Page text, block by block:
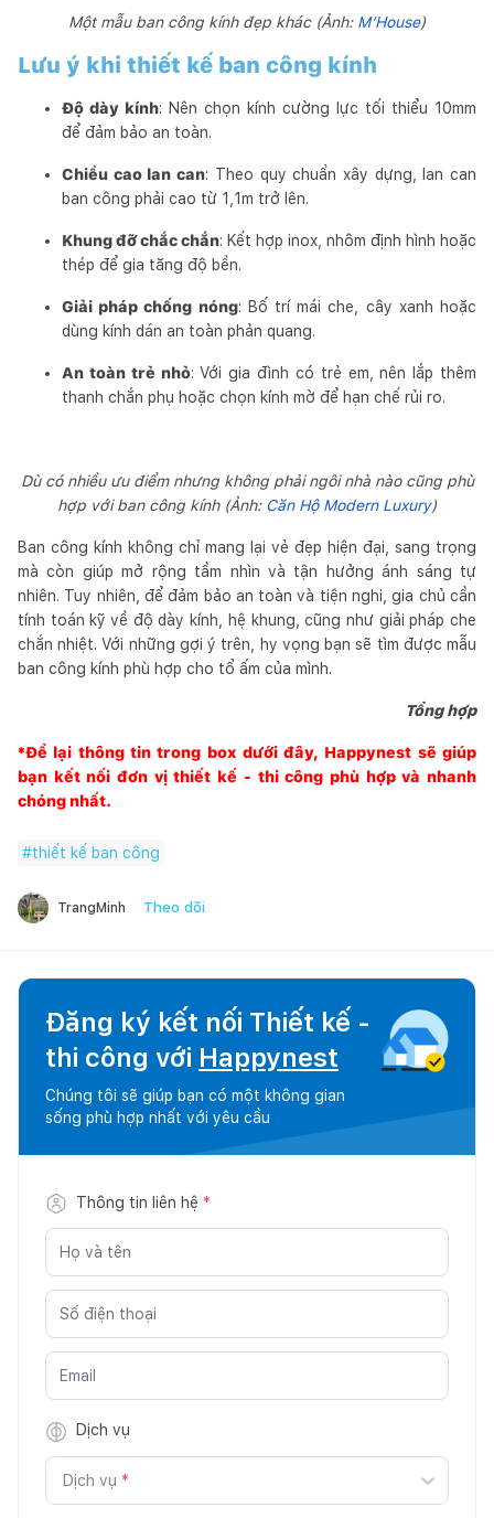
Một mẫu ban công kính đẹp khác (Ảnh: M’House)
Lưu ý khi thiết kế ban công kính
Độ dày kính: Nên chọn kính cường lực tối thiểu 10mm
để đảm bảo an toàn.
Chiều cao lan can: Theo quy chuẩn xây dựng, lan can
ban công phải cao từ 1,1m trở lên.
Khung đỡ chắc chắn: Kết hợp inox, nhôm định hình hoặc
thép để gia tăng độ bền.
Giải pháp chống nóng: Bố trí mái che, cây xanh hoặc
dùng kính dán an toàn phản quang.
An toàn trẻ nhỏ: Với gia đình có trẻ em, nên lắp thêm
thanh chắn phụ hoặc chọn kính mờ để hạn chế rủi ro.
Dù có nhiều ưu điểm nhưng không phải ngôi nhà nào cũng phù
hợp với ban công kính (Ảnh: Căn Hộ Modern Luxury)
Ban công kính không chỉ mang lại vẻ đẹp hiện đại, sang trọng
mà còn giúp mở rộng tầm nhìn và tận hưởng ánh sáng tự
nhiên. Tuy nhiên, để đảm bảo an toàn và tiện nghi, gia chủ cần
tính toán kỹ về độ dày kính, hệ khung, cũng như giải pháp che
chắn nhiệt. Với những gợi ý trên, hy vọng bạn sẽ tìm được mẫu
ban công kính phù hợp cho tổ ấm của mình.
Tổng hợp
*Để lại thông tin trong box dưới đây, Happynest sẽ giúp
bạn kết nối đơn vị thiết kế - thi công phù hợp và nhanh
chóng nhất.
#thiết kế ban công
TrangMinh Theo dõi
Đăng ký kết nối Thiết kế -
thi công với Happynest
Chúng tôi sẽ giúp bạn có một không gian
sống phù hợp nhất với yêu cầu
Thông tin liên hệ *
Dịch vụ
Dịch vụ *